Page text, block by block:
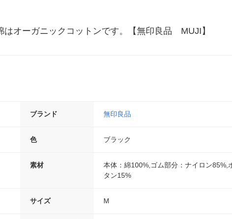
オーガニックコットンです。【無印良品　MUJI】
ブランド 無印良品
色 ブラック
素材
本体：綿100%,ゴム部分：ナイロン85%,
タン15%
サイズ M